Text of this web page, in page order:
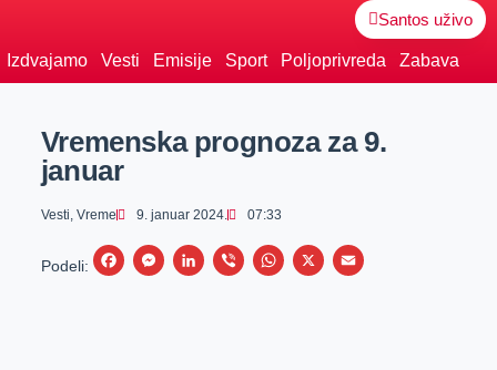
Santos uživo
Izdvajamo Vesti Emisije Sport Poljoprivreda Zabava
Vremenska prognoza za 9.
januar
Vesti, Vreme 9. januar 2024. 07:33
Podeli:
F
M
L
V
W
X
E